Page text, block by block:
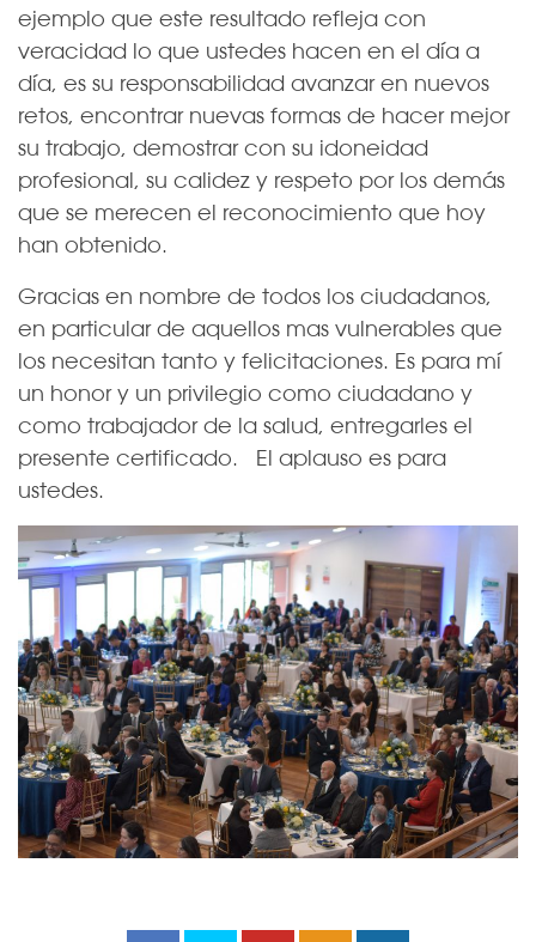
ejemplo que este resultado refleja con
veracidad lo que ustedes hacen en el día a
día, es su responsabilidad avanzar en nuevos
retos, encontrar nuevas formas de hacer mejor
su trabajo, demostrar con su idoneidad
profesional, su calidez y respeto por los demás
que se merecen el reconocimiento que hoy
han obtenido.
Gracias en nombre de todos los ciudadanos,
en particular de aquellos mas vulnerables que
los necesitan tanto y felicitaciones. Es para mí
un honor y un privilegio como ciudadano y
como trabajador de la salud, entregarles el
presente certificado. El aplauso es para
ustedes.